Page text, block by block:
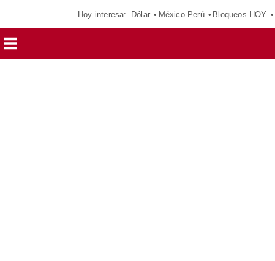
Hoy interesa: Dólar México-Perú Bloqueos HOY